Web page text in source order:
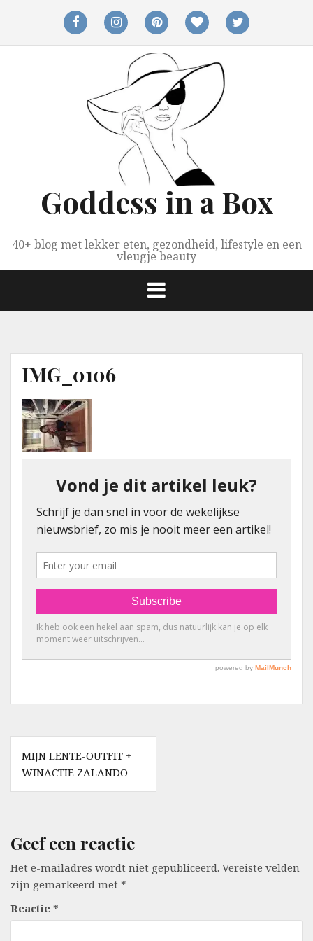
facebookinstagrampinterestbloglovintwitter
Goddess in a Box
40+ blog met lekker eten, gezondheid, lifestyle en een
vleugje beauty
IMG_0106
Berichtnavigatie
MIJN LENTE-OUTFIT +
WINACTIE ZALANDO
Geef een reactie
Het e-mailadres wordt niet gepubliceerd. Vereiste velden
zijn gemarkeerd met *
Reactie *